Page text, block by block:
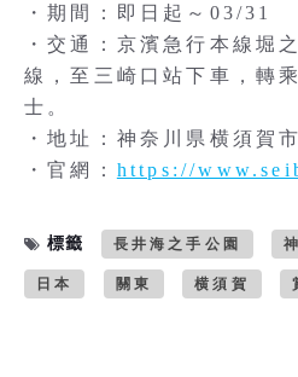
・期間：即日起～03/31
・交通：京濱急行本線堀
線，至三崎口站下車，轉
士。
・地址：神奈川県横須賀
・官網： https://
標籤 長井海之手公園
日本 關東 横須賀